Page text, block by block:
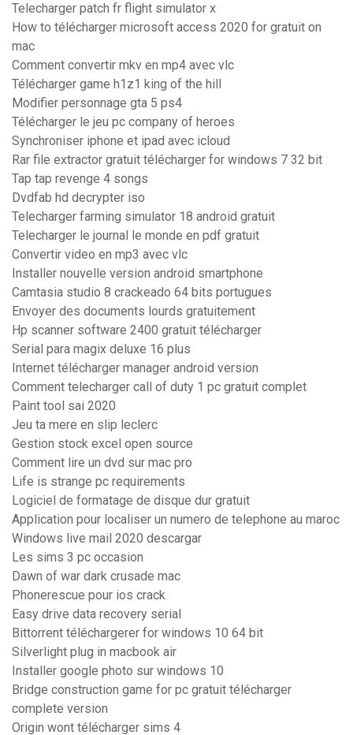
Telecharger patch fr flight simulator x
How to télécharger microsoft access 2020 for gratuit on
mac
Comment convertir mkv en mp4 avec vlc
Télécharger game h1z1 king of the hill
Modifier personnage gta 5 ps4
Télécharger le jeu pc company of heroes
Synchroniser iphone et ipad avec icloud
Rar file extractor gratuit télécharger for windows 7 32 bit
Tap tap revenge 4 songs
Dvdfab hd decrypter iso
Telecharger farming simulator 18 android gratuit
Telecharger le journal le monde en pdf gratuit
Convertir video en mp3 avec vlc
Installer nouvelle version android smartphone
Camtasia studio 8 crackeado 64 bits portugues
Envoyer des documents lourds gratuitement
Hp scanner software 2400 gratuit télécharger
Serial para magix deluxe 16 plus
Internet télécharger manager android version
Comment telecharger call of duty 1 pc gratuit complet
Paint tool sai 2020
Jeu ta mere en slip leclerc
Gestion stock excel open source
Comment lire un dvd sur mac pro
Life is strange pc requirements
Logiciel de formatage de disque dur gratuit
Application pour localiser un numero de telephone au maroc
Windows live mail 2020 descargar
Les sims 3 pc occasion
Dawn of war dark crusade mac
Phonerescue pour ios crack
Easy drive data recovery serial
Bittorrent téléchargerer for windows 10 64 bit
Silverlight plug in macbook air
Installer google photo sur windows 10
Bridge construction game for pc gratuit télécharger
complete version
Origin wont télécharger sims 4